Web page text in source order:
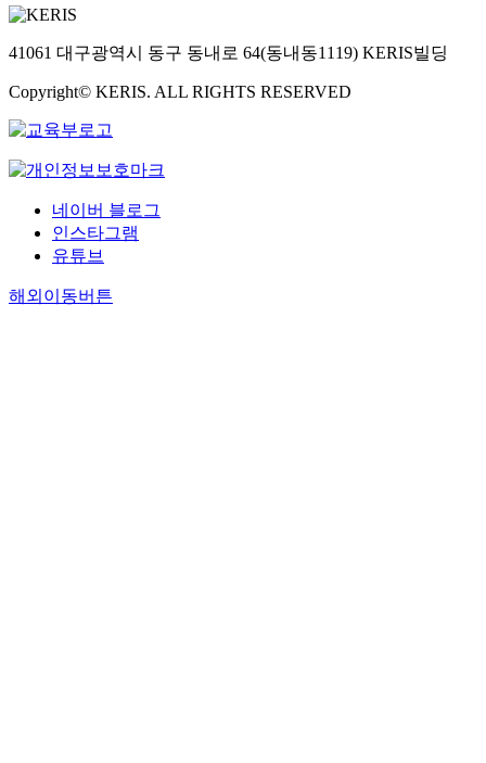
41061 대구광역시 동구 동내로 64(동내동1119) KERIS빌딩
Copyright© KERIS. ALL RIGHTS RESERVED
네이버 블로그
인스타그램
유튜브
해외이동버튼